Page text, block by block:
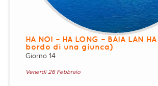
HA NOI – HA LONG – BAIA LAN
bordo di una giunca)
Giorno 14
Venerdì 26 Febbraio